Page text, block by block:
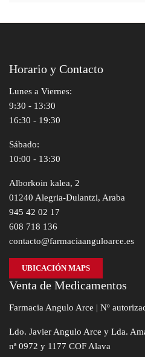
Horario y Contacto
Lunes a Viernes:
9:30 - 13:30
16:30 - 19:30
Sábado:
10:00 - 13:30
Alborkoin kalea, 2
01240 Alegria-Dulantzi, Araba
945 42 02 17
608 718 136
contacto@farmaciaanguloarce.es
UBICACIÓN MAPS
Venta de Medicamentos
Farmacia Angulo Arce | Nº
Ldo. Javier Angulo Arce y Lda.
nª 0972 y 1177 COF Alava